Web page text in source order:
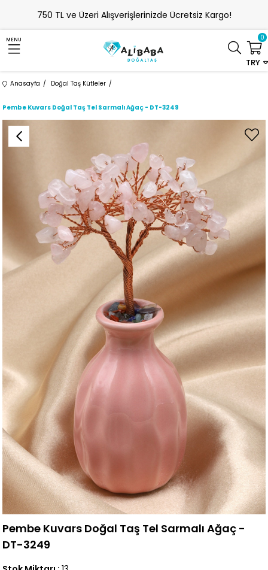
750 TL ve Üzeri Alışverişlerinizde Ücretsiz Kargo!
MENU
TRY
0
Anasayfa Doğal Taş Kütleler
Pembe Kuvars Doğal Taş Tel Sarmalı Ağaç - DT-3249
Pembe Kuvars Doğal Taş Tel Sarmalı Ağaç -
DT-3249